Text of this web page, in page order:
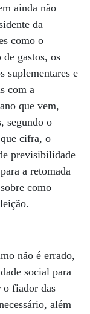
ainda não
da
como o
gastos, os
suplementares e
com a
que vem,
segundo o
cifra, o
previsibilidade
a retomada
como
não é errado,
social para
o fiador das
além